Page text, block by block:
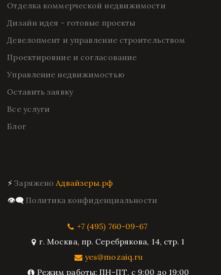
Отделка коммерческой недвижимости
Дизайн идея - готовые проекты
Девелопмент и управление строительством
Проектировние и согласование
Управление недвижимостью
Оставить заявку
Все услуги
Блог
⚡ Заряжено Адвайзеры.рф
👁️‍🗨️ Политика конфиденциальности
+7 (495) 760-09-67
г. Москва, пр. Серебрякова, 14, стр. 1
yes@mozaiq.ru
Режим работы: ПН-ПТ, с 9:00 до 19:00